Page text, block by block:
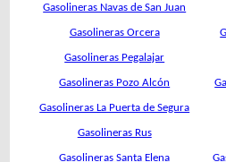
Gasolineras Navas de San Juan
Gasolineras Orcera
Gasolineras Pegalajar
Gasolineras Pozo Alcón
Gasolineras La Puerta de Segura
Gasolineras Rus
Gasolineras Santa Elena